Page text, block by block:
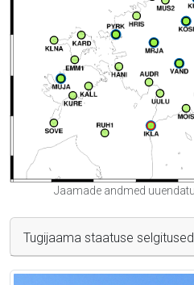
Jaamade andmed
Tugijaama staatuse selgitused